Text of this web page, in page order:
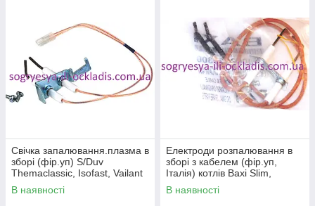
Свічка запалювання.плазма в
зборі (фір.уп) S/Duv
Themaclassic, Isofast, Vailant
Tec Pro-mini, арт.S1003800,
к.з.1722
В наявності
Електроди розпалювання в
зборі з кабелем (фір.уп,
Італія) котлів Baxi Slim,
Westen Compact,
арт.8620300, к.з.1853
В наявності